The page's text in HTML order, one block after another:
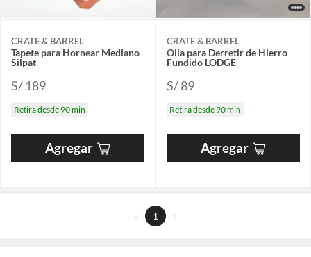
CRATE & BARREL
Tapete para Hornear Mediano
Silpat
S/ 189
Retira desde 90 min
Agregar
CRATE & BARREL
Olla para Derretir de Hierro
Fundido LODGE
S/ 89
Retira desde 90 min
Agregar
1